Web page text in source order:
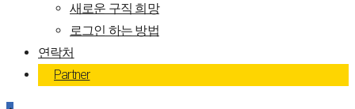
새로운 구직 희망
로그인 하는 방법
연락처
Partner